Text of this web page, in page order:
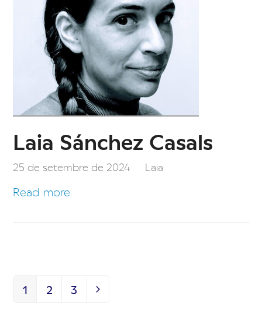
Laia Sánchez Casals
25 de setembre de 2024 Laia
Read more
Page
1 Page
2 Page
3 Next